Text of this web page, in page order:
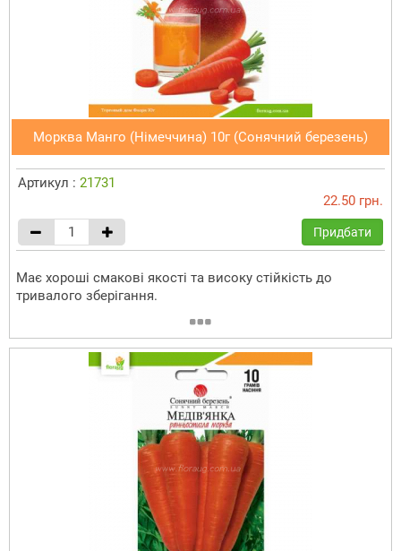
Морква Манго (Німеччина) 10г (Сонячний березень)
Артикул : 21731
22.50 грн.
Придбати
Має хороші смакові якості та високу стійкість до
тривалого зберігання.